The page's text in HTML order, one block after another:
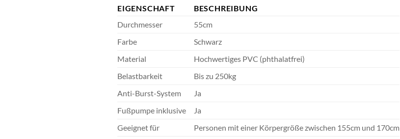
EIGENSCHAFT
BESCHREIBUNG
Durchmesser
55cm
Farbe
Schwarz
Material
Hochwertiges PVC (phthalatfrei)
Belastbarkeit
Bis zu 250kg
Anti-Burst-System
Ja
Fußpumpe inklusive
Ja
Geeignet für
Personen mit einer Körpergröße zwischen 155cm und 170cm